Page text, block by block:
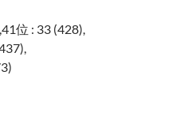
位 : 33 (428),